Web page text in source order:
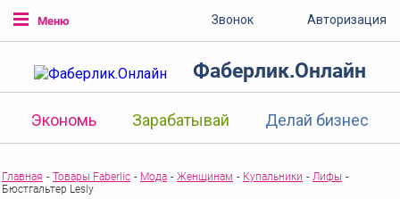
Меню Звонок Авторизация
Фаберлик.Онлайн
Экономь Зарабатывай Делай бизнес
Главная - Товары Faberlic - Мода - Женщинам - Купальники - Лифы -
Бюстгальтер Lesly